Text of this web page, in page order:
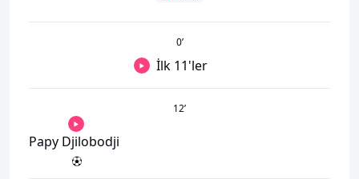
0’
İlk 11'ler
12’
Papy Djilobodji